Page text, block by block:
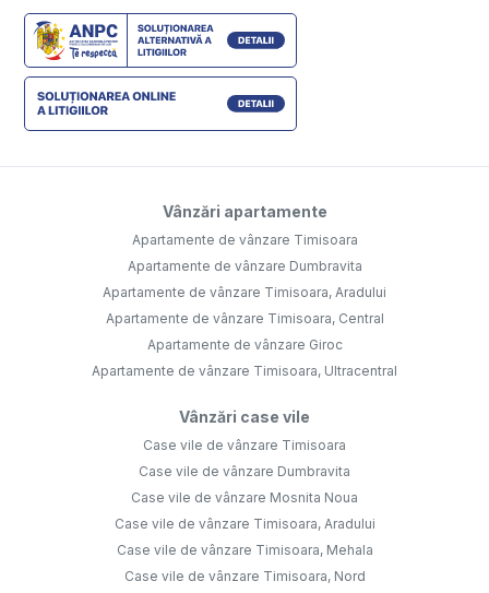
Vânzări apartamente
Apartamente de vânzare Timisoara
Apartamente de vânzare Dumbravita
Apartamente de vânzare Timisoara, Aradului
Apartamente de vânzare Timisoara, Central
Apartamente de vânzare Giroc
Apartamente de vânzare Timisoara, Ultracentral
Vânzări case vile
Case vile de vânzare Timisoara
Case vile de vânzare Dumbravita
Case vile de vânzare Mosnita Noua
Case vile de vânzare Timisoara, Aradului
Case vile de vânzare Timisoara, Mehala
Case vile de vânzare Timisoara, Nord